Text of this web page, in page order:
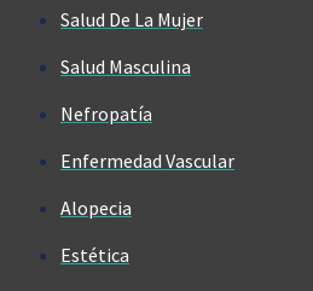
Salud De La Mujer
Salud Masculina
Nefropatía
Enfermedad Vascular
Alopecia
Estética